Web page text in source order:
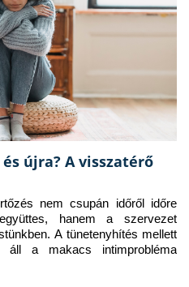
újra? A visszatérő
nem csupán időről időre
hanem a szervezet
A tünetenyhítés mellett
a makacs intimprobléma